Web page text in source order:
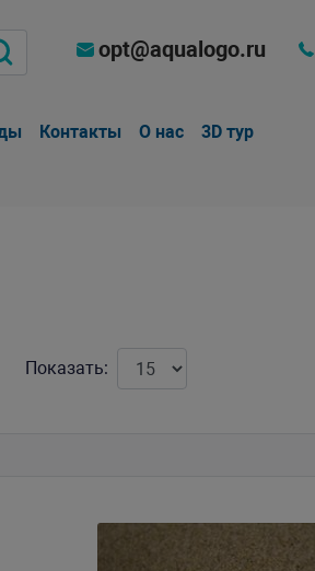
opt@aqualogo.ru
Контакты О нас 3D тур
Показать: